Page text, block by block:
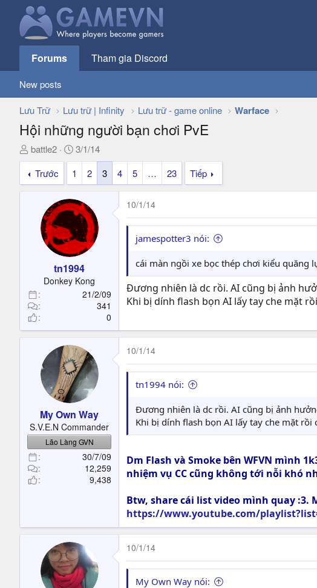
Forums Tham gia Discord
New posts
Lưu Trữ Lưu trữ | Infinity Lưu trữ - game online Warface
Hội những người bạn chơi PvE
T
h
e
e
r
battle2
N
g
à
y
g
ử
i
3/1/14
Trước
1 2 3 4 5 … 23 Tiếp
tn1994
Donkey Kong
21/2/09
341
0
10/1/14
jamespotter3 nói:
cái màn ngồi xe bọc thép chơi kiểu quăng
Đương nhiên là dc rồi. AI cũng bị ảnh
Khi bị dính flash bọn AI lấy tay che mặt
My Own Way
S.V.E.N Commander
Lão Làng GVN
30/7/09
12,259
9,438
10/1/14
tn1994 nói:
Đương nhiên là dc rồi. AI cũng bị ảnh
Khi bị dính flash bọn AI lấy tay che mặt rồi
Dm Flash và Smoke bên WFVN mình
nhiệm vụ CC cũng không tới nỗi khó
Btw, share cái list video mình quay :3.
https://www.youtube.com/
10/1/14
My Own Way nói: